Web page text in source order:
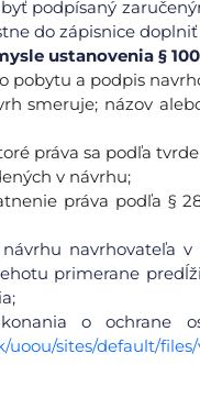
podpísaný
do zápisnice
ustanovenia §
pobytu a podpis
smeruje; názov
práva sa podľa
v návrhu;
práva podľa §
navrhovateľa
primerane
o ochrane
uoou/sites/default/